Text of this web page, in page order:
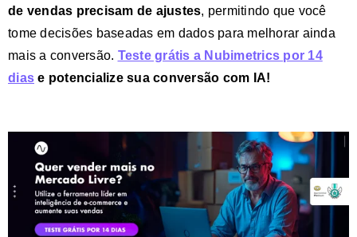
de vendas precisam de ajustes, permitindo que você
tome decisões baseadas em dados para melhorar ainda
mais a conversão. Teste grátis a Nubimetrics por 14
dias e potencialize sua conversão com IA!